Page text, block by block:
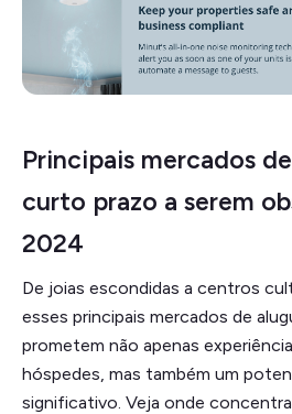
Principais mercados
curto prazo a serem
2024
De joias escondidas a centros
esses principais mercados de
prometem não apenas
hóspedes, mas também um
significativo. Veja onde